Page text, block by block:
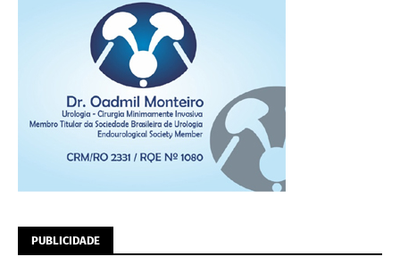
PUBLICIDADE